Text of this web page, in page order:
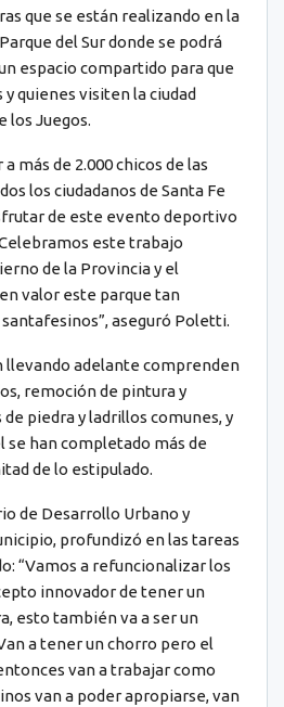
que se están realizando en la
del Sur donde se podrá
espacio compartido para que
quienes visiten la ciudad
los Juegos.
más de 2.000 chicos de las
los ciudadanos de Santa Fe
de este evento deportivo
este trabajo
de la Provincia y el
valor este parque tan
aseguró Poletti.
llevando adelante comprenden
remoción de pintura y
piedra y ladrillos comunes, y
se han completado más de
de lo estipulado.
de Desarrollo Urbano y
profundizó en las tareas
“Vamos a refuncionalizar los
innovador de tener un
esto también va a ser un
a tener un chorro pero el
van a trabajar como
van a poder apropiarse, van